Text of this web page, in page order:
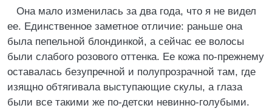
Она мало изменилась за два года, что я не видел
ее. Единственное заметное отличие: раньше она
была пепельной блондинкой, а сейчас ее волосы
были слабого розового оттенка. Ее кожа по-прежнему
оставалась безупречной и полупрозрачной там, где
изящно обтягивала выступающие скулы, а глаза
были все такими же по-детски невинно-голубыми.